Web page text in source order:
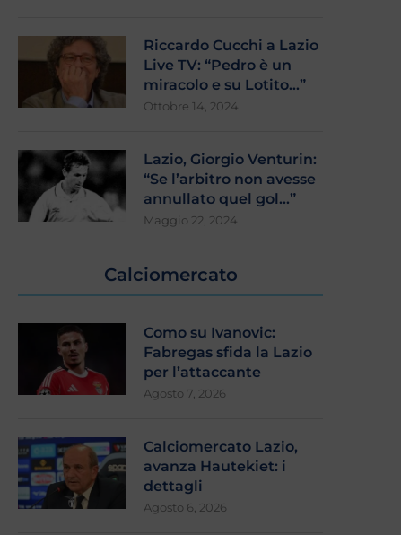
Riccardo Cucchi a Lazio
Live TV: “Pedro è un
miracolo e su Lotito…”
Ottobre 14, 2024
Lazio, Giorgio Venturin:
“Se l’arbitro non avesse
annullato quel gol…”
Maggio 22, 2024
Calciomercato
Como su Ivanovic:
Fabregas sfida la Lazio
per l’attaccante
Agosto 7, 2026
Calciomercato Lazio,
avanza Hautekiet: i
dettagli
Agosto 6, 2026